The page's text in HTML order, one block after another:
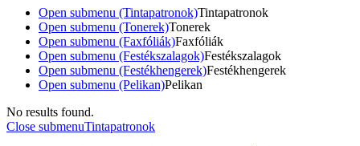
Open submenu (Tintapatronok)Tintapatronok
Open submenu (Tonerek)Tonerek
Open submenu (Faxfóliák)Faxfóliák
Open submenu (Festékszalagok)Festékszalagok
Open submenu (Festékhengerek)Festékhengerek
Open submenu (Pelikan)Pelikan
No results found.
Close submenuTintapatronok